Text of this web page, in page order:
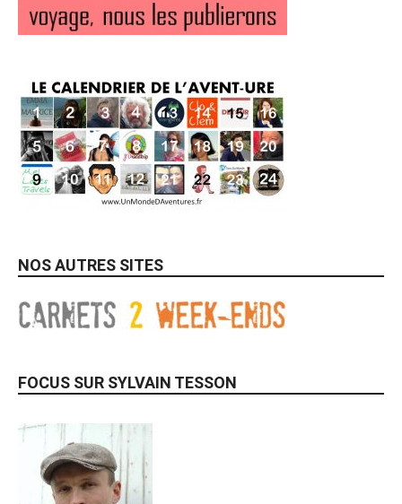
NOS AUTRES SITES
FOCUS SUR SYLVAIN TESSON